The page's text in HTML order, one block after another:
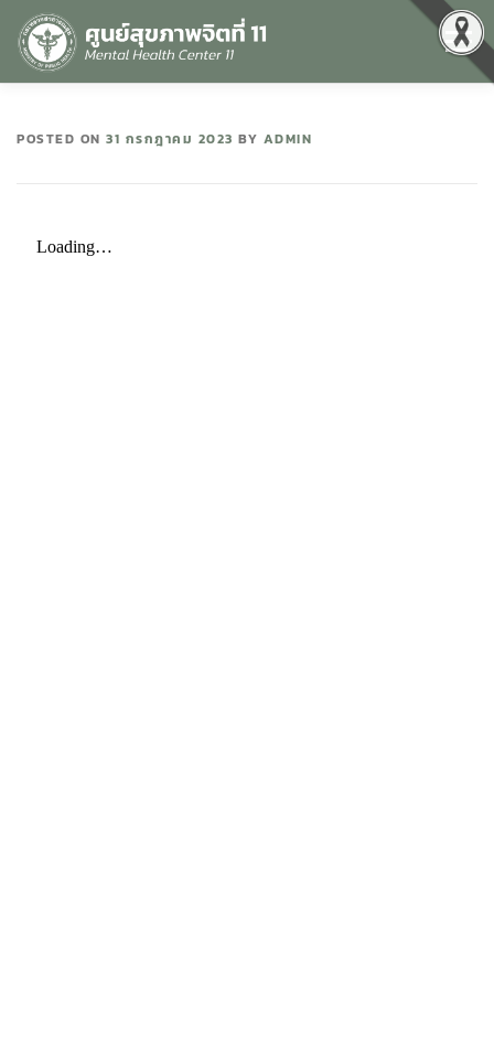
Menu
POSTED ON 31 กรกฎาคม 2023 BY ADMIN